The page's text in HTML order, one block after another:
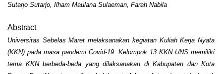
Sutarjo Sutarjo, Ilham Maulana Sulaeman, Farah Nabila
Abstract
Universitas Sebelas Maretmelaksanakan kegiatan Kuliah Kerja Nyata
(KKN) pada masa pandemi Covid-19. Kelompok 13 KKN UNS memiliki
tema KKN berbeda-beda yangdilaksanakan di Kabupaten dan Kota